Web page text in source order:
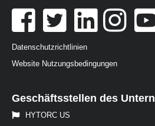
Datenschutzrichtlinien
Website Nutzungsbedingungen
Geschäftsstellen des
HYTORC US